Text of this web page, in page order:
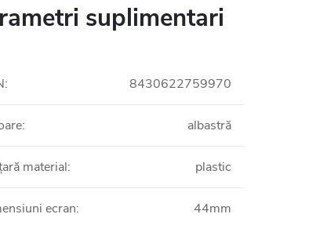
suplimentari
: 8430622759970
: albastră
material: plastic
ecran: 44mm